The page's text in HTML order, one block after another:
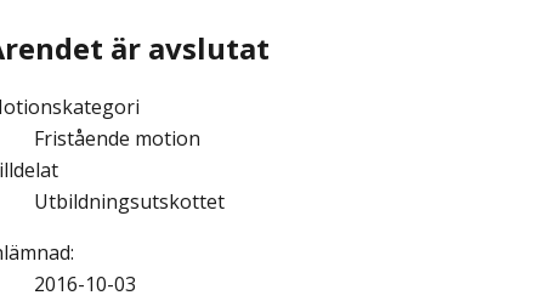
är avslutat
Fristående motion
Utbildningsutskottet
:
2016-10-03